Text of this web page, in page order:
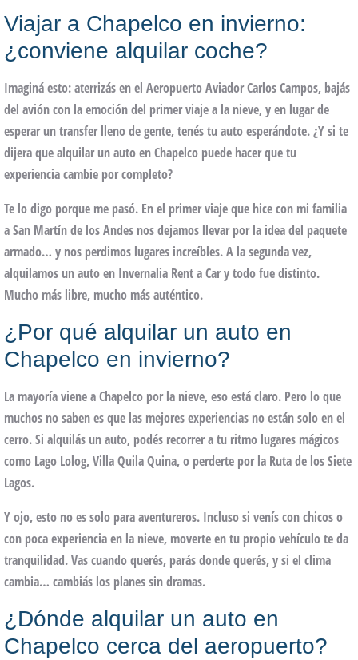
Viajar a Chapelco en invierno:
¿conviene alquilar coche?
Imaginá esto: aterrizás en el Aeropuerto Aviador Carlos Campos, bajás
del avión con la emoción del primer viaje a la nieve, y en lugar de
esperar un transfer lleno de gente, tenés tu auto esperándote. ¿Y si te
dijera que alquilar un auto en Chapelco puede hacer que tu
experiencia cambie por completo?
Te lo digo porque me pasó. En el primer viaje que hice con mi familia
a San Martín de los Andes nos dejamos llevar por la idea del paquete
armado… y nos perdimos lugares increíbles. A la segunda vez,
alquilamos un auto en Invernalia Rent a Cary todo fue distinto.
Mucho más libre, mucho más auténtico.
¿Por qué alquilar un auto en
Chapelco en invierno?
La mayoría viene a Chapelco por la nieve, eso está claro. Pero lo que
muchos no saben es que las mejores experiencias no están solo en el
cerro. Si alquilás un auto, podés recorrer a tu ritmo lugares mágicos
como Lago Lolog,Villa Quila Quina, o perderte por la Ruta de los Siete
Lagos.
Y ojo, esto no es solo para aventureros. Incluso si venís con chicos o
con poca experiencia en la nieve, moverte en tu propio vehículo te da
tranquilidad. Vas cuando querés, parás donde querés, y si el clima
cambia… cambiás los planes sin dramas.
¿Dónde alquilar un auto en
Chapelco cerca del aeropuerto?